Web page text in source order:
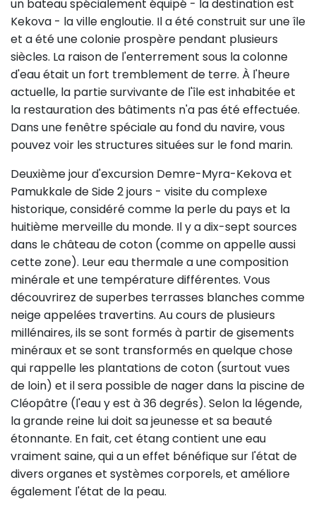
un bateau spécialement équipé - la destination est
Kekova - la ville engloutie. Il a été construit sur une île
et a été une colonie prospère pendant plusieurs
siècles. La raison de l'enterrement sous la colonne
d'eau était un fort tremblement de terre. À l'heure
actuelle, la partie survivante de l'île est inhabitée et
la restauration des bâtiments n'a pas été effectuée.
Dans une fenêtre spéciale au fond du navire, vous
pouvez voir les structures situées sur le fond marin.
Deuxième jour d'excursion Demre-Myra-Kekova et
Pamukkale de Side 2 jours - visite du complexe
historique, considéré comme la perle du pays et la
huitième merveille du monde. Il y a dix-sept sources
dans le château de coton (comme on appelle aussi
cette zone). Leur eau thermale a une composition
minérale et une température différentes. Vous
découvrirez de superbes terrasses blanches comme
neige appelées travertins. Au cours de plusieurs
millénaires, ils se sont formés à partir de gisements
minéraux et se sont transformés en quelque chose
qui rappelle les plantations de coton (surtout vues
de loin) et il sera possible de nager dans la piscine de
Cléopâtre (l'eau y est à 36 degrés). Selon la légende,
la grande reine lui doit sa jeunesse et sa beauté
étonnante. En fait, cet étang contient une eau
vraiment saine, qui a un effet bénéfique sur l'état de
divers organes et systèmes corporels, et améliore
également l'état de la peau.